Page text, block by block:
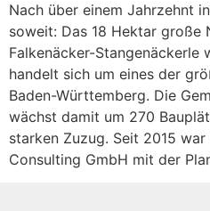
Nach über einem Jahrzehnt
soweit: Das 18 Hektar große
Falkenäcker-
handelt sich um eines der
Baden-Württemberg. Die
wächst damit um 270
starken Zuzug. Seit 2015 war
Consulting GmbH mit der